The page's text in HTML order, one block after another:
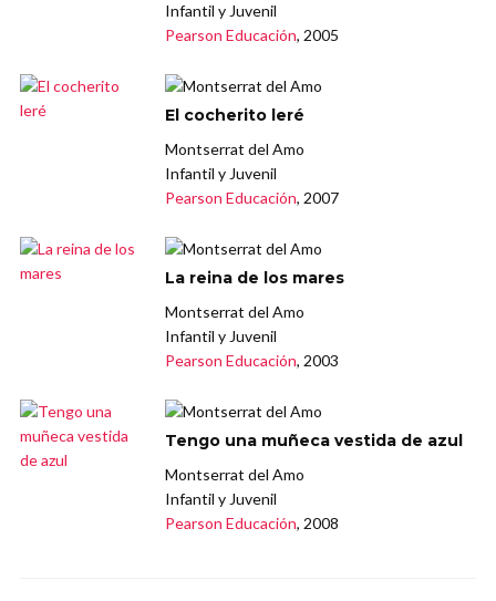
Infantil y Juvenil
Pearson Educación, 2005
El cocherito leré
Montserrat del Amo
Infantil y Juvenil
Pearson Educación, 2007
La reina de los mares
Montserrat del Amo
Infantil y Juvenil
Pearson Educación, 2003
Tengo una muñeca vestida de azul
Montserrat del Amo
Infantil y Juvenil
Pearson Educación, 2008